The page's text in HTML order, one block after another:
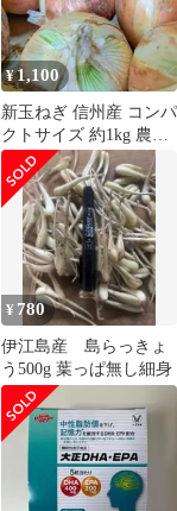
¥1,100
新玉ねぎ 信州産 コンパ
クトサイズ 約1kg 農薬
不使用 玉ねぎ たまねぎ
¥ 780
伊江島産 島らっきょ
う500g 葉っぱ無し細身